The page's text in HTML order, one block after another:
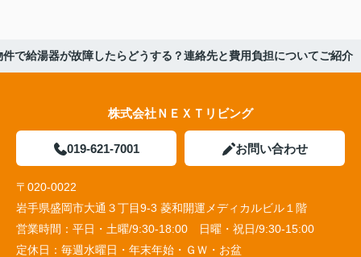
件で給湯器が故障したらどうする？連絡先と費用負担についてご紹介
株式会社ＮＥＸＴリビング
019-621-7001 お問い合わせ
〒020-0022
岩手県盛岡市大通３丁目9-3 菱和開運メディカルビル１階
営業時間： 平日・土曜/9:30-18:00 日曜・祝日/9:30-15:00
定休日： 毎週水曜日・年末年始・ＧＷ・お盆